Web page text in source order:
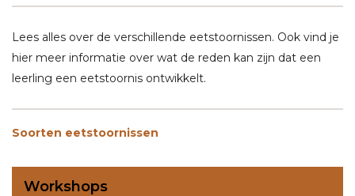
Lees alles over de verschillende eetstoornissen. Ook vind je
hier meer informatie over wat de reden kan zijn dat een
leerling een eetstoornis ontwikkelt.
Soorten eetstoornissen
Workshops